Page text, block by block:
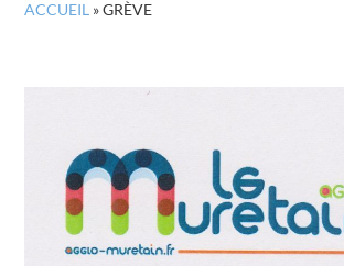
ACCUEIL »GRÈVE